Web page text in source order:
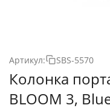
Артикул: SBS-5570
Колонка
BLOOM 3,